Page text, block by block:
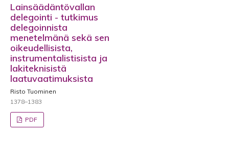
Lainsäädäntövallan
delegointi - tutkimus
delegoinnista
menetelmänä sekä sen
oikeudellisista,
instrumentalistisista ja
lakiteknisistä
laatuvaatimuksista
Risto Tuominen
1378–1383
PDF